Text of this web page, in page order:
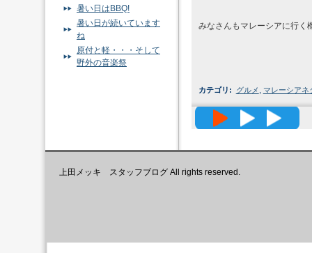
みなさんもマレーシアに行く
カテゴリ : グルメ マレーシアネ
高精度メ
暑い日はBBQ!
暑い日が続いています
ね
原付と軽・・・そして
野外の音楽祭
上田メッキ スタッフブログ All rights reserved.